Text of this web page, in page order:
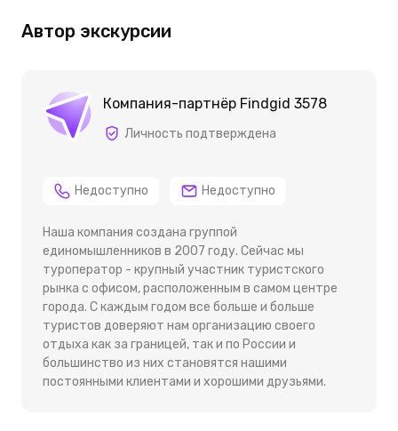
Автор экскурсии
Компания-партнёр Findgid 3578
Личность подтверждена
Недоступно Недоступно
Наша компания создана группой
единомышленников в 2007 году. Сейчас мы
туроператор - крупный участник туристского
рынка с офисом, расположенным в самом центре
города. С каждым годом все больше и больше
туристов доверяют нам организацию своего
отдыха как за границей, так и по России и
большинство из них становятся нашими
постоянными клиентами и хорошими друзьями.